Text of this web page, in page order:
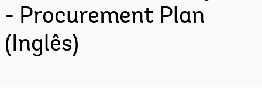
- Procurement Plan
(Inglês)